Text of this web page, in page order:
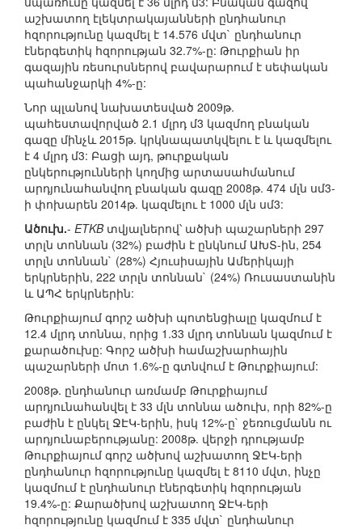
աշխատող էլեկտրակայանների ընդհանուր
հզորությունը կազմել է 14.576 մվտ` ընդհանուր
էներգետիկ հզորության 32.7%-ը: Թուրքիան իր
գազային ռեսուրսներով բավարարում է սեփական
պահանջարկի 4%-ը:
Նոր պլանով նախատեսված 2009թ.
պահեստավորված 2.1 մլրդ մ3 կազմող բնական
գազը մինչև 2015թ. կրկնապատկվելու է և կազմելու
է 4 մլրդ մ3: Բացի այդ, թուրքական
ընկերությունների կողմից արտասահմանում
արդյունահանվող բնական գազը 2008թ. 474 մլն սմ3-
ի փոխարեն 2014թ. կազմելու է 1000 մլն սմ3:
Ածուխ.- ETKBտվյալներով՝ ածխի պաշարների 297
տրլն տոննան (32%) բաժին է ընկնում ԱԽՏ-ին, 254
տրլն տոննան` (28%) Հյուսիսային Ամերիկայի
երկրներին, 222 տրլն տոննան` (24%) Ռուսաստանին
և ԱՊՀ երկրներին:
Թուրքիայում գորշ ածխի պոտենցիալը կազմում է
12.4 մլրդ տոննա, որից 1.33 մլրդ տոննան կազմում է
քարածուխը: Գորշ ածխի համաշխարհային
պաշարների մոտ 1.6%-ը գտնվում է Թուրքիայում:
2008թ. ընդհանուր առմամբ Թուրքիայում
արդյունահանվել է 33 մլն տոննա ածուխ, որի 82%-ը
բաժին է ընկել ՋԷԿ-երին, իսկ 12%-ը` ջեռուցմանն ու
արդյունաբերությանը: 2008թ. վերջի դրությամբ
Թուրքիայում գորշ ածխով աշխատող ՋԷԿ-երի
ընդհանուր հզորությունը կազմել է 8110 մվտ, ինչը
կազմում է ընդհանուր էներգետիկ հզորության
19.4%-ը: Քարածխով աշխատող ՋԷԿ-երի
հզորությունը կազմում է 335 մվտ` ընդհանուր